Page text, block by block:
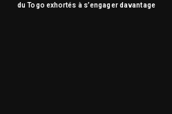
du Togo exhortés à s’engager davantage